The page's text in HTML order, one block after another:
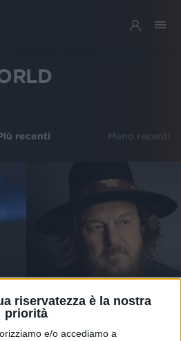
riservatezza è la nostra
priorità
e/o accediamo a
recenti Meno recenti